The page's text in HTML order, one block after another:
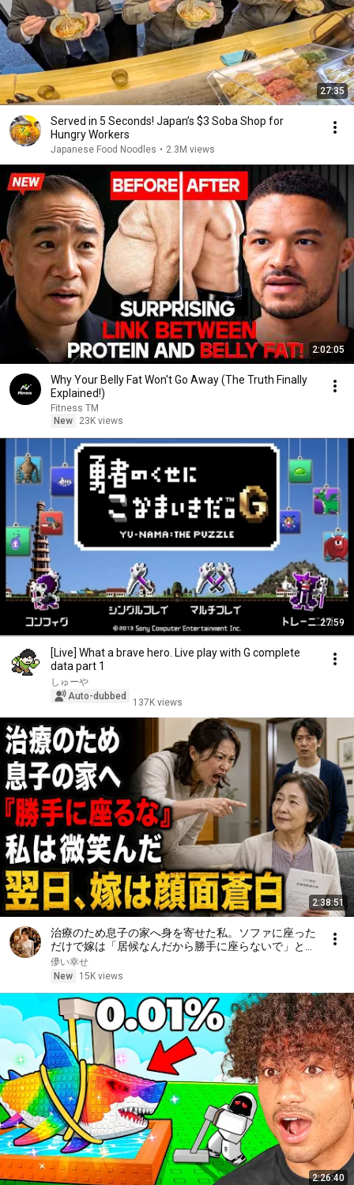
27:35
Served in 5 Seconds! Japan’s $3 Soba Shop for
Hungry Workers
Japanese Food Noodles • 2.3M views
2:02:05
Why Your Belly Fat Won't Go Away (The Truth Finally
Explained!)
Fitness TM
New
23K views
27:59
[Live] What a brave hero. Live play with G complete
data part 1
しゅーや
Auto-dubbed
137K views
2:38:51
治療のため息子の家へ身を寄せた私。ソファに座った
だけで嫁は「居候なんだから勝手に座らないで」と怒
鳴った――私は微笑んで答えた。「その言葉、きっと
後悔しますよ」翌日、嫁は顔面蒼白になった……。
儚い幸せ
New
15K views
2:26:40